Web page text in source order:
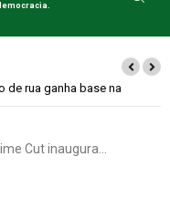
no Dia dos Pais
Cut inaugura…